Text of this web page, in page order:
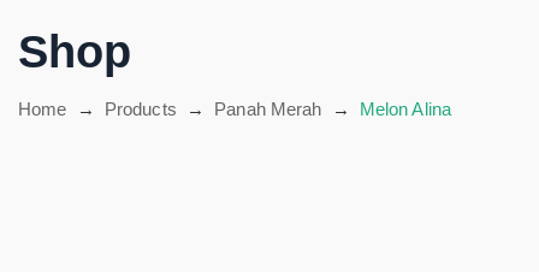
Shop
Home → Products → Panah Merah → Melon Alina